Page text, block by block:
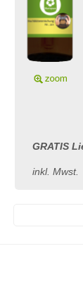
GRATIS
inkl. Mwst.